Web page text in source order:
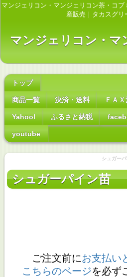
マンジェリコン・マンジェリコン茶・コ
産販売｜タカスグリ
トップ
商品一覧 決済・送料 ＦＡ
Yahoo! ふるさと納税
youtube
シュガー
シュガーパイン苗
ご注文前にお支払い
こちらのページを必ず